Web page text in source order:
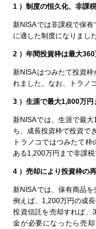
1 ）制度の恒久化、非課
新NISAでは非課税で保
に適した制度になりました
2 ）年間投資枠は最大
新NISAはつみたて投資
れました。なお、トラノ
3 ）生涯で最大1,800万円
新NISAでは、生涯で最
ち、成長投資枠で投資で
トラノコではつみたて
ある1,200万円まで非課税
4 ）売却により投資枠の
新NISAでは、保有商品を
例えば、1,200万円の成
投資信託を売却すれば、
金が必要になったら売